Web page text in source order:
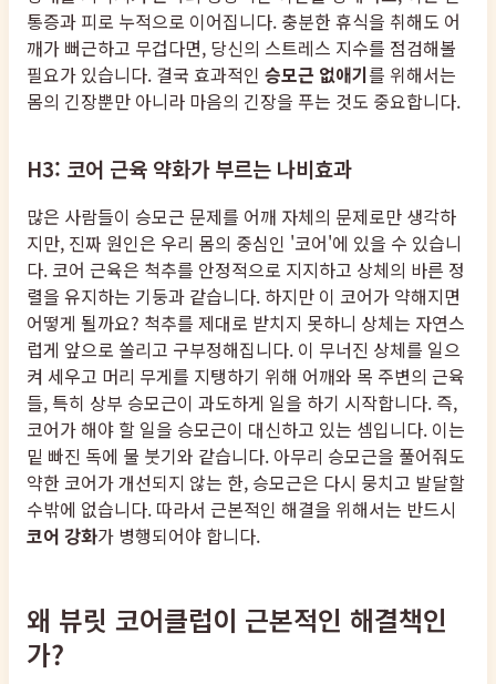
통증과 피로 누적으로 이어집니다. 충분한 휴식을 취해도 어
깨가 뻐근하고 무겁다면, 당신의 스트레스 지수를 점검해볼
필요가 있습니다. 결국 효과적인 승모근 없애기를 위해서는
몸의 긴장뿐만 아니라 마음의 긴장을 푸는 것도 중요합니다.
H3: 코어 근육 약화가 부르는 나비효과
많은 사람들이 승모근 문제를 어깨 자체의 문제로만 생각하
지만, 진짜 원인은 우리 몸의 중심인 '코어'에 있을 수 있습니
다. 코어 근육은 척추를 안정적으로 지지하고 상체의 바른 정
렬을 유지하는 기둥과 같습니다. 하지만 이 코어가 약해지면
어떻게 될까요? 척추를 제대로 받치지 못하니 상체는 자연스
럽게 앞으로 쏠리고 구부정해집니다. 이 무너진 상체를 일으
켜 세우고 머리 무게를 지탱하기 위해 어깨와 목 주변의 근육
들, 특히 상부 승모근이 과도하게 일을 하기 시작합니다. 즉,
코어가 해야 할 일을 승모근이 대신하고 있는 셈입니다. 이는
밑 빠진 독에 물 붓기와 같습니다. 아무리 승모근을 풀어줘도
약한 코어가 개선되지 않는 한, 승모근은 다시 뭉치고 발달할
수밖에 없습니다. 따라서 근본적인 해결을 위해서는 반드시
코어 강화가 병행되어야 합니다.
왜 뷰릿 코어클럽이 근본적인 해결책인
가?